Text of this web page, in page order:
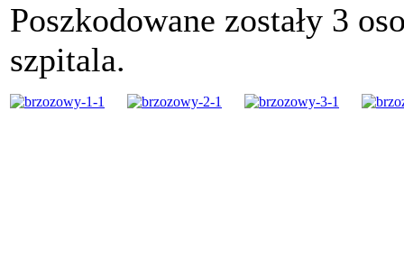
Poszkodowane zostały 3
szpitala.